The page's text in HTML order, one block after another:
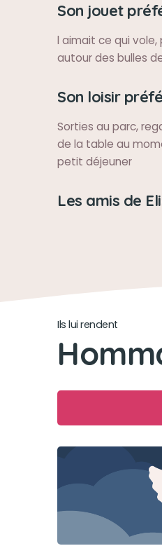
Son jouet
l aimait ce qui vole,
autour des bulles
Son loisir
Sorties au parc,
de la table au
petit déjeuner
Les amis de
Ils lui rendent